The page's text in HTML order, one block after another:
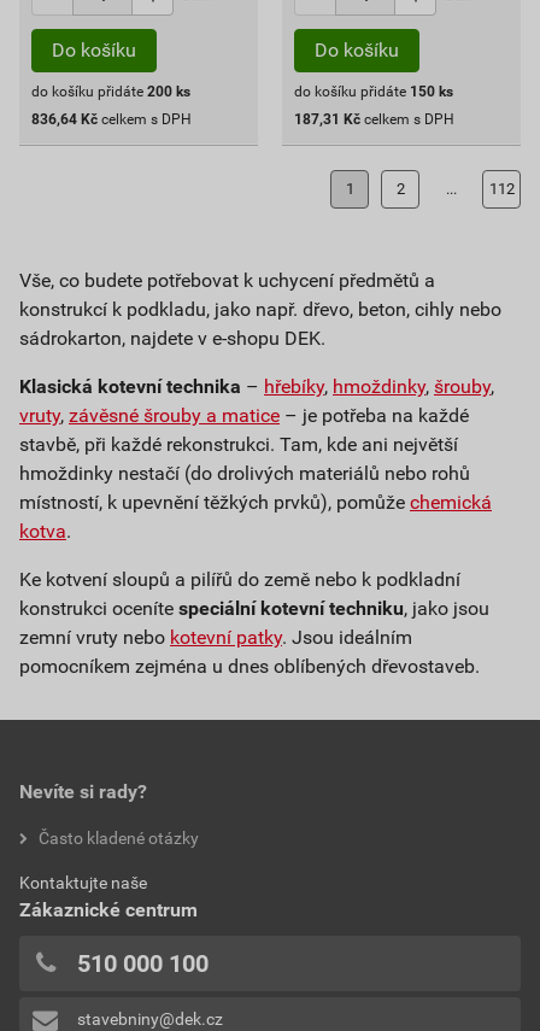
Do košíku
do košíku přidáte 200 ks
836,64 Kč celkem s DPH
Do košíku
do košíku přidáte 150 ks
187,31 Kč celkem s DPH
1 2 ... 112
Vše, co budete potřebovat k uchycení předmětů a
konstrukcí k podkladu, jako např. dřevo, beton, cihly nebo
sádrokarton, najdete v e-shopu DEK.
Klasická kotevní technika – hřebíky, hmoždinky, šrouby,
vruty, závěsné šrouby a matice – je potřeba na každé
stavbě, při každé rekonstrukci. Tam, kde ani největší
hmoždinky nestačí (do drolivých materiálů nebo rohů
místností, k upevnění těžkých prvků), pomůže chemická
kotva.
Ke kotvení sloupů a pilířů do země nebo k podkladní
konstrukci oceníte speciální kotevní techniku, jako jsou
zemní vruty nebo kotevní patky. Jsou ideálním
pomocníkem zejména u dnes oblíbených dřevostaveb.
Nevíte si rady?
Často kladené otázky
Kontaktujte naše
Zákaznické centrum
510 000 100
stavebniny@dek.cz